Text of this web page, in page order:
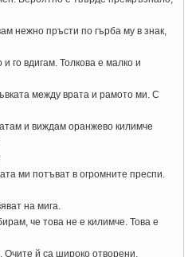
нежно пръсти по гърба му в знак,
го вдигам. Толкова е малко и
между врата и рамото ми. С
и виждам оранжево килимче
ми потъват в огромните преспи.
на мига.
че това не е килимче. Това е
Очите й са широко отворени,